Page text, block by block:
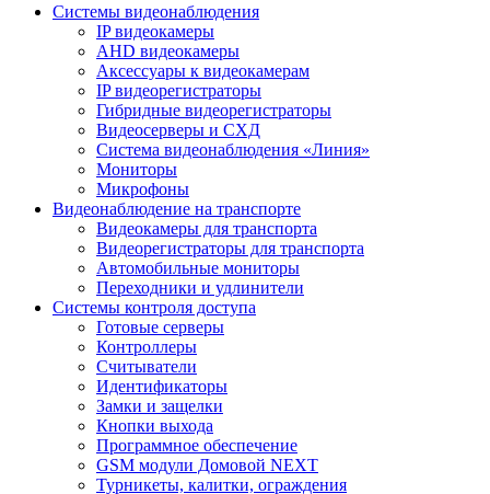
Системы видеонаблюдения
IP видеокамеры
AHD видеокамеры
Аксессуары к видеокамерам
IP видеорегистраторы
Гибридные видеорегистраторы
Видеосерверы и СХД
Система видеонаблюдения «Линия»
Мониторы
Микрофоны
Видеонаблюдение на транспорте
Видеокамеры для транспорта
Видеорегистраторы для транспорта
Автомобильные мониторы
Переходники и удлинители
Системы контроля доступа
Готовые серверы
Контроллеры
Считыватели
Идентификаторы
Замки и защелки
Кнопки выхода
Программное обеспечение
GSM модули Домовой NEXT
Турникеты, калитки, ограждения